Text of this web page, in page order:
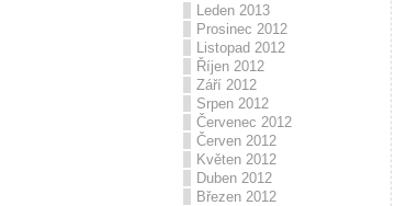
Leden 2013
Prosinec 2012
Listopad 2012
Říjen 2012
Září 2012
Srpen 2012
Červenec 2012
Červen 2012
Květen 2012
Duben 2012
Březen 2012